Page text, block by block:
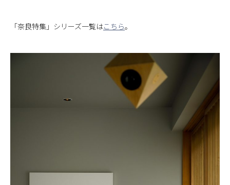
「奈良特集」シリーズ一覧はこちら。